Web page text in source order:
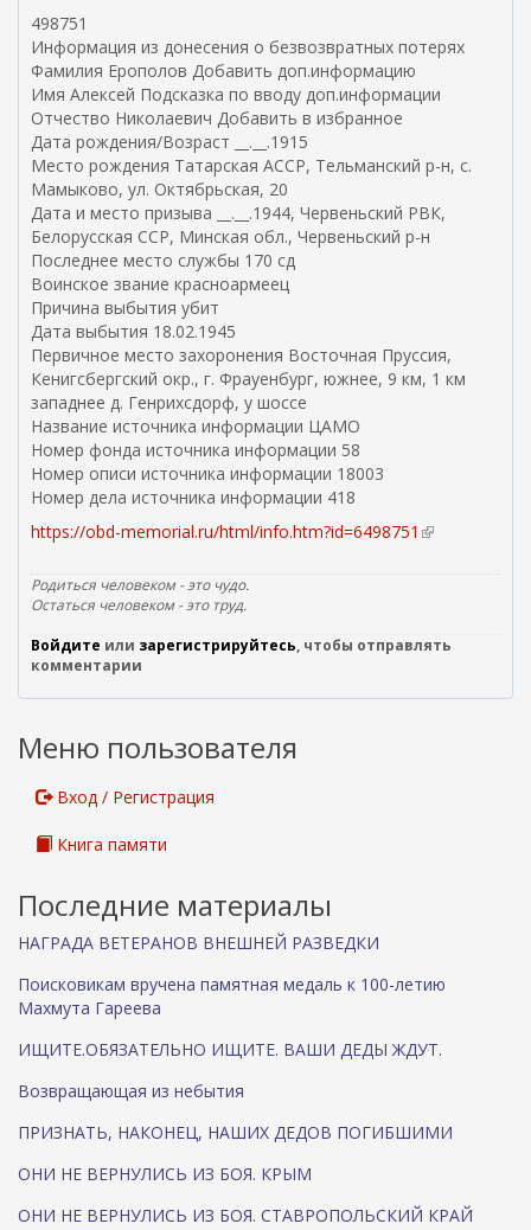
н
я
ы
к
498751
Информация из донесения о безвозвратных потерях
Фамилия Ерополов Добавить доп.информацию
Имя Алексей Подсказка по вводу доп.информации
Отчество Николаевич Добавить в избранное
Дата рождения/Возраст __.__.1915
Место рождения Татарская АССР, Тельманский р-н, с.
Мамыково, ул. Октябрьская, 20
Дата и место призыва __.__.1944, Червеньский РВК,
Белорусская ССР, Минская обл., Червеньский р-н
Последнее место службы 170 сд
Воинское звание красноармеец
Причина выбытия убит
Дата выбытия 18.02.1945
Первичное место захоронения Восточная Пруссия,
Кенигсбергский окр., г. Фрауенбург, южнее, 9 км, 1 км
западнее д. Генрихсдорф, у шоссе
Название источника информации ЦАМО
Номер фонда источника информации 58
Номер описи источника информации 18003
Номер дела источника информации 418
https://obd-memorial.ru/html/info.htm?id=6498751 (
н
н
я
Родиться человеком - это чудо.
Остаться человеком - это труд.
Войдите или зарегистрируйтесь, чтобы отправлять
комментарии
Меню пользователя
Вход / Регистрация
Книга памяти
Последние материалы
НАГРАДА ВЕТЕРАНОВ ВНЕШНЕЙ РАЗВЕДКИ
Поисковикам вручена памятная медаль к 100-летию
Махмута Гареева
ИЩИТЕ.ОБЯЗАТЕЛЬНО ИЩИТЕ. ВАШИ ДЕДЫ ЖДУТ.
Возвращающая из небытия
ПРИЗНАТЬ, НАКОНЕЦ, НАШИХ ДЕДОВ ПОГИБШИМИ
ОНИ НЕ ВЕРНУЛИСЬ ИЗ БОЯ. КРЫМ
ОНИ НЕ ВЕРНУЛИСЬ ИЗ БОЯ. СТАВРОПОЛЬСКИЙ КРАЙ